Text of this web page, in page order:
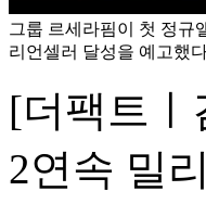
그룹 르세라핌이 첫 정규
리언셀러 달성을 예고했
[더팩트ㅣ
2연속 밀